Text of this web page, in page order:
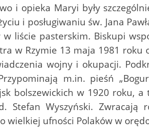
i opieka Maryi były
i posługiwaniu św. Jana
w liście pasterskim. Biskupi
w Rzymie 13 maja 1981 roku
wojny i okupacji.
m.in. pieśń
bolszewickich w 1920 roku,
Stefan Wyszyński.
wielkiej ufności Polaków w